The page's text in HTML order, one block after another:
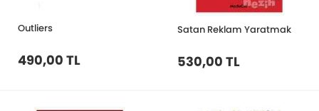
Outliers
490,00 TL
Satan Reklam Yaratmak
530,00 TL